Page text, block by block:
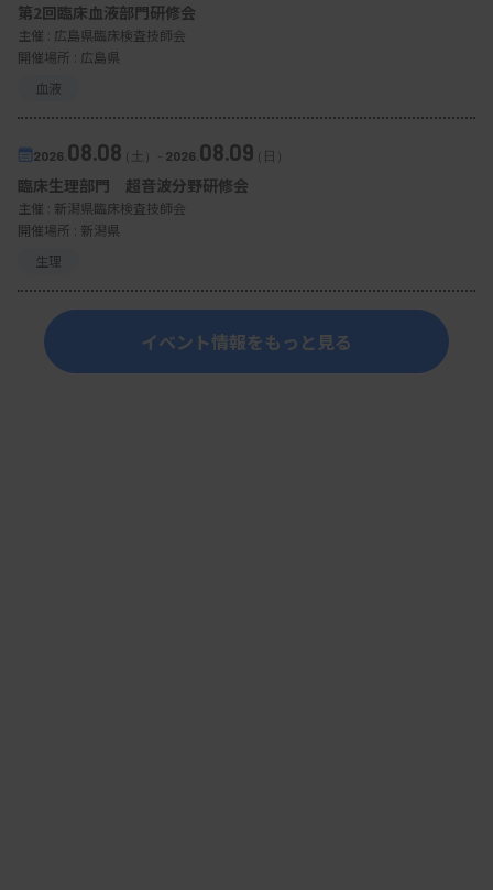
第2回臨床血液部門研修会
主催 : 広島県臨床検査技師会
開催場所 : 広島県
血液
2026. 08.08（土） - 2026. 08.09（日）
臨床生理部門 超音波分野研修会
主催 : 新潟県臨床検査技師会
開催場所 : 新潟県
生理
イベント情報をもっと見る